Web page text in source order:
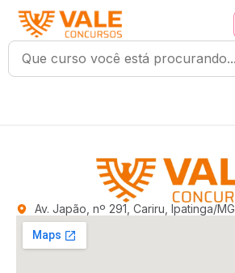
Av. Japão, nº 291, Cariru, Ipatinga/MG